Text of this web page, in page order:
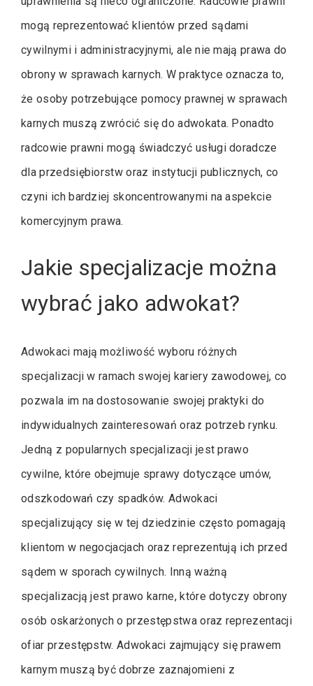
mogą reprezentować klientów przed sądami
cywilnymi i administracyjnymi, ale nie mają prawa do
obrony w sprawach karnych. W praktyce oznacza to,
że osoby potrzebujące pomocy prawnej w sprawach
karnych muszą zwrócić się do adwokata. Ponadto
radcowie prawni mogą świadczyć usługi doradcze
dla przedsiębiorstw oraz instytucji publicznych, co
czyni ich bardziej skoncentrowanymi na aspekcie
komercyjnym prawa.
Jakie specjalizacje można
wybrać jako adwokat?
Adwokaci mają możliwość wyboru różnych
specjalizacji w ramach swojej kariery zawodowej, co
pozwala im na dostosowanie swojej praktyki do
indywidualnych zainteresowań oraz potrzeb rynku.
Jedną z popularnych specjalizacji jest prawo
cywilne, które obejmuje sprawy dotyczące umów,
odszkodowań czy spadków. Adwokaci
specjalizujący się w tej dziedzinie często pomagają
klientom w negocjacjach oraz reprezentują ich przed
sądem w sporach cywilnych. Inną ważną
specjalizacją jest prawo karne, które dotyczy obrony
osób oskarżonych o przestępstwa oraz reprezentacji
ofiar przestępstw. Adwokaci zajmujący się prawem
karnym muszą być dobrze zaznajomieni z